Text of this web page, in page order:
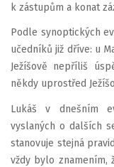
k zástupům a konat
Podle synoptických
učedníků již dříve: u
Ježíšově nepříliš
někdy uprostřed
Lukáš v dnešním
vyslaných o dalších
stanovuje stejná
vždy bylo znamením,